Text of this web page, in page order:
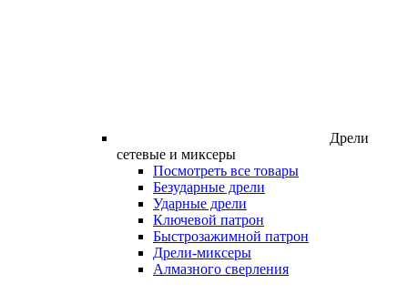
Дрели
сетевые и миксеры
Посмотреть все товары
Безударные дрели
Ударные дрели
Ключевой патрон
Быстрозажимной патрон
Дрели-миксеры
Алмазного сверления